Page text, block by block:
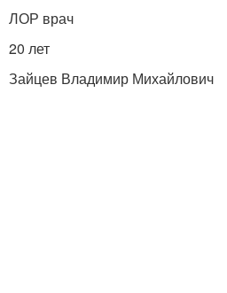
ЛОР врач
20 лет
Зайцев Владимир Михайлович